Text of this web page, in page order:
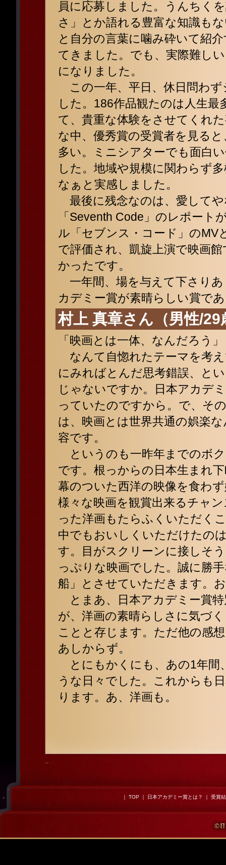
員に応募しました。うんちく
さ」とか語れる豊富な知識も
と自分の言葉に噛み砕いて紹
てきました。でも、実際難し
になりました。
この一年、平日、休日問わ
した。186作品観たのは人生
て、貴重な体験をさせてくれ
な中、優秀賞の受賞者を見る
多い。ミニシアターでも面白
した。地域や規模に関わらず
なぁと実感しました。
最後に残念なのは、愛して
「Seventh Code」のレポー
ル「セブンス・コード」のMV
で評価され、凱旋上演で映画
かったです。
一年間、場を与えて下さり
カデミー賞が素晴らしい賞で
村上 真章さん（男性/29
「映画とは一体、なんだろう」
なんて自惚れたテーマを考
にみればとんだ思考錯誤、と
じゃないですか。日本アカデ
っていたのですから。で、そ
は、映画とは世界共通の娯楽
容です。
というのも一昨年までのボ
です。根っからの日本生まれ
幕のついた西洋の映像を食わ
様々な映画を観賞出来るチャ
った洋画もたらふくいただく
中でもおいしくいただけたの
す。目がスクリーンに接しそ
っぷりな映画でした。誠に勝
船」とさせていただきます。
とまあ、日本アカデミー賞
が、洋画の素晴らしさに気づ
ことと存じます。ただ他の感
あしからず。
とにもかくにも、あの1年間
うな日々でした。これからも
ります。あ、洋画も。
｜ TOP｜ 日本アカデミー賞とは？ ｜ 受賞